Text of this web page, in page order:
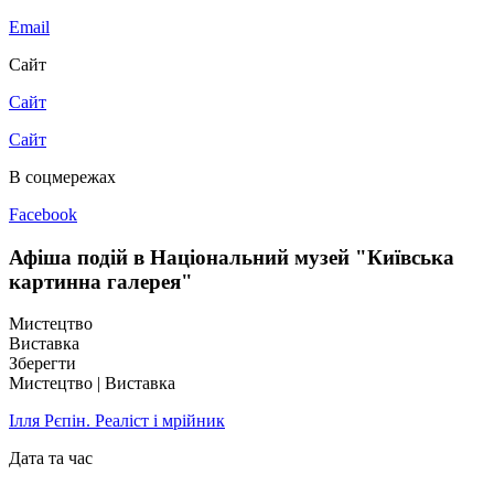
Email
Сайт
Сайт
Сайт
В соцмережах
Facebook
Афіша подій в Національний музей "Київська
картинна галерея"
Мистецтво
Виставка
Зберегти
Мистецтво | Виставка
Ілля Рєпін. Реаліст і мрійник
Дата та час